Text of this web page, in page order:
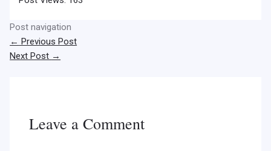
Post navigation
← Previous Post
Next Post →
Leave a Comment